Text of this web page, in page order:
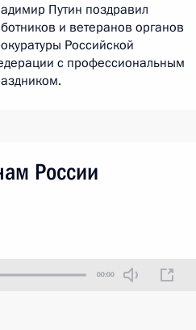
Путин поздравил
и ветеранов органов
Российской
с профессиональным
России
00:00